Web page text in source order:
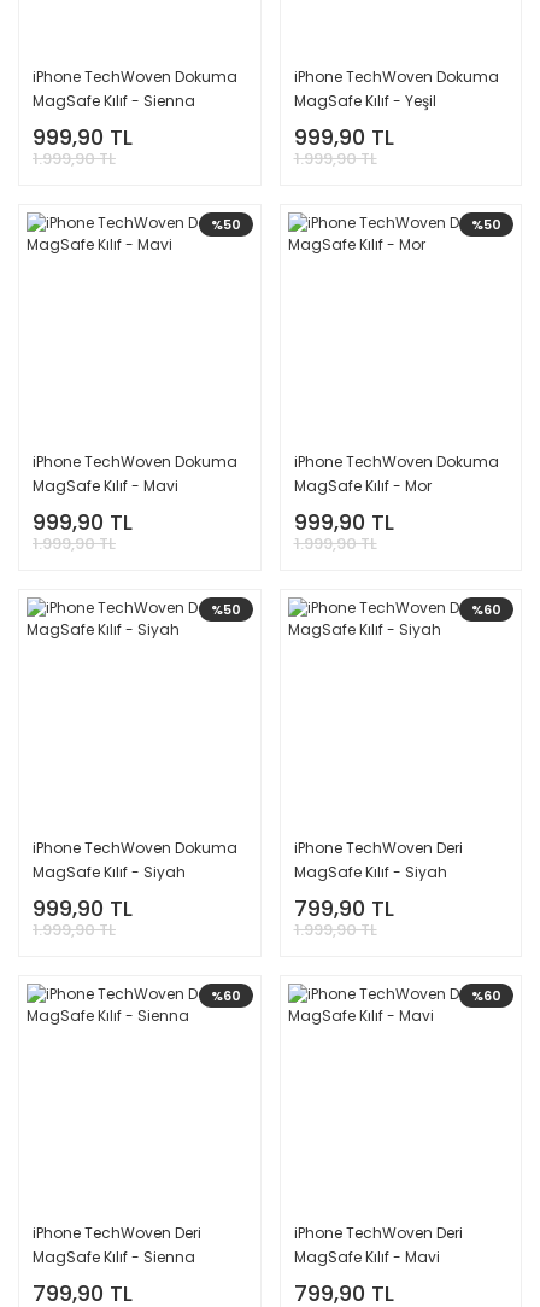
iPhone TechWoven Dokuma
MagSafe Kılıf - Sienna
999,90 TL
1.999,90 TL
iPhone TechWoven Dokuma
MagSafe Kılıf - Yeşil
999,90 TL
1.999,90 TL
%50
iPhone TechWoven Dokuma
MagSafe Kılıf - Mavi
999,90 TL
1.999,90 TL
%50
iPhone TechWoven Dokuma
MagSafe Kılıf - Mor
999,90 TL
1.999,90 TL
%50
iPhone TechWoven Dokuma
MagSafe Kılıf - Siyah
999,90 TL
1.999,90 TL
%60
iPhone TechWoven Deri
MagSafe Kılıf - Siyah
799,90 TL
1.999,90 TL
%60
iPhone TechWoven Deri
MagSafe Kılıf - Sienna
799,90 TL
%60
iPhone TechWoven Deri
MagSafe Kılıf - Mavi
799,90 TL
iPhone Swarovski Taşlı Kılıf
iPhone Rhode Rujlu Kılıf
iPhone CasePro Lensli Kılıf
iPhone Fiber Carbon Kılıf
iPhone 17 Görünümlü Kılıf
Baklalı Deri Kordon
Apple Watch Ekran Koruyucu
Apple Watch Kasa Koruyucu